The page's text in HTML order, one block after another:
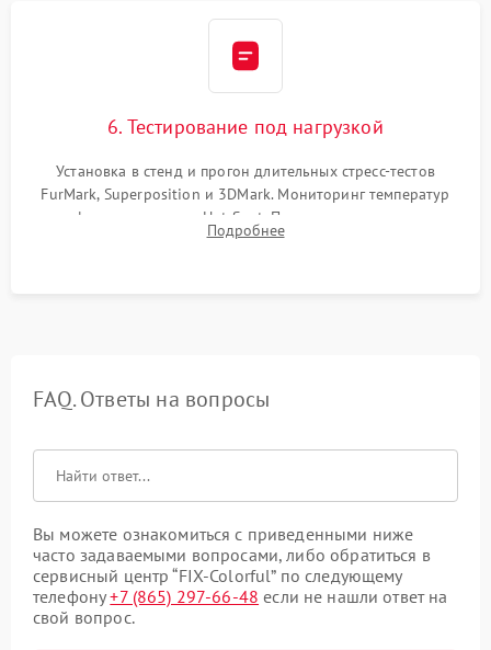
6. Тестирование под нагрузкой
Установка в стенд и прогон длительных стресс-тестов
FurMark, Superposition и 3DMark. Мониторинг температур
графического чипа и Hot Spot. Проверка на отсутствие
артефактов изображения, вылетов драйвера и зависаний.
Подробнее
FAQ. Ответы на вопросы
Вы можете ознакомиться с приведенными ниже
часто задаваемыми вопросами, либо обратиться в
сервисный центр “FIX-Colorful” по следующему
телефону+7 (865) 297-66-48 если не нашли ответ на
свой вопрос.